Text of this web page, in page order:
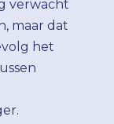
verwacht
maar dat
het